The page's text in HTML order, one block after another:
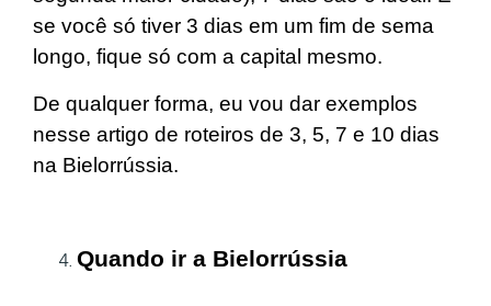
se você só tiver 3 dias em um fim de sema
longo, fique só com a capital mesmo.
De qualquer forma, eu vou dar exemplos
nesse artigo de roteiros de 3, 5, 7 e 10 dias
na Bielorrússia.
Quando ir a Bielorrússia